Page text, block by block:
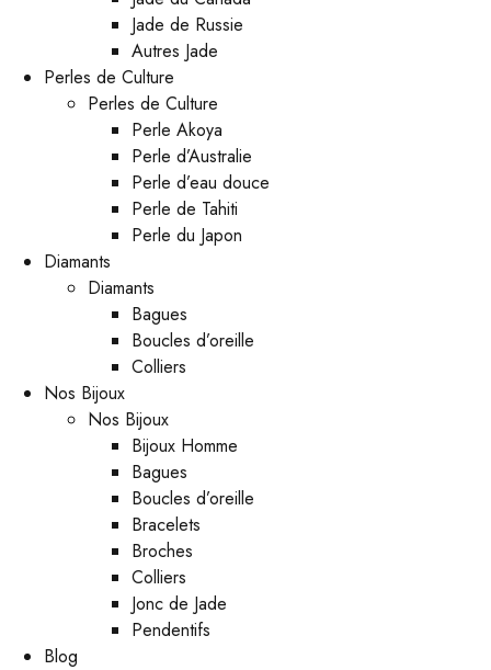
Jade de Russie
Autres Jade
Perles de Culture
Perles de Culture
Perle Akoya
Perle d’Australie
Perle d’eau douce
Perle de Tahiti
Perle du Japon
Diamants
Diamants
Bagues
Boucles d’oreille
Colliers
Nos Bijoux
Nos Bijoux
Bijoux Homme
Bagues
Boucles d’oreille
Bracelets
Broches
Colliers
Jonc de Jade
Pendentifs
Blog